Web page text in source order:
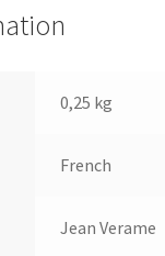
0,25 kg
French
Jean Verame